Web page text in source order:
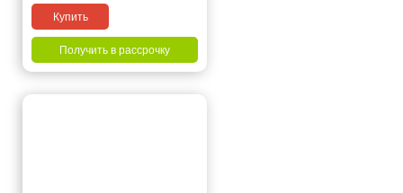
Купить
Получить в рассрочку